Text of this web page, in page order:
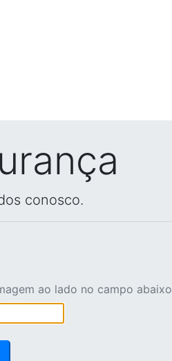
conosco.
ao lado no campo abaixo